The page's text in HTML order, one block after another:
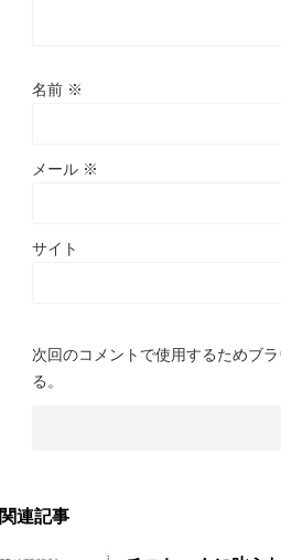
名前 ※
メール ※
サイト
次回のコメントで使用するためブ
る。
関連記事